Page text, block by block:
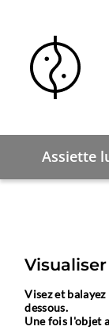
Assiette
Visez et
dessous.
Une fois l'objet